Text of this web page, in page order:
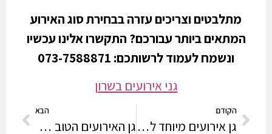
מתלבטים וצריכים עזרה בבחירת סוג האירוע
המתאים ביותר עבורכם? התקשרו אלינו עכשיו
ונשמח לעמוד לרשותכם: 073-7588871
גני אירועים בשרון
הקודם
גן אירועים מיוחד לאירועים
הבא
גן האירועים הטוב בשרון